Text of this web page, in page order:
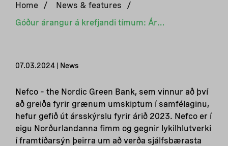
Home / News & features
/
Góður árangur á krefjandi tímum: Ársskýrsla Nefco 2023 sýnir jákvæða afkomu með ríkri áherslu á grænar fjárfestingar
07.03.2024 | News
Nefco – the Nordic Green Bank, sem vinnur að því
að greiða fyrir grænum umskiptum í samfélaginu,
hefur gefið út ársskýrslu fyrir árið 2023. Nefco er í
eigu Norðurlandanna fimm og gegnir lykilhlutverki
í framtíðarsýn þeirra um að verða sjálfsbærasta